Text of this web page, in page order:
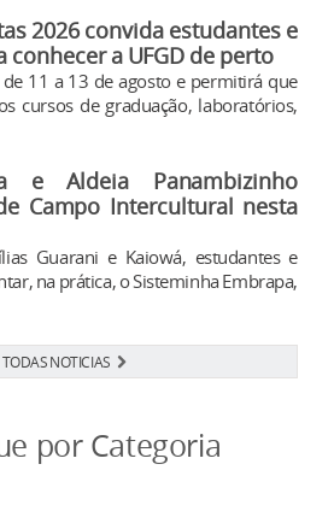
2026 convida estudantes e
a UFGD de perto
11 a 13 de agosto e permitirá que
cursos de graduação, laboratórios,
e Aldeia Panambizinho
Campo Intercultural nesta
Guarani e Kaiowá, estudantes e
na prática, o Sisteminha Embrapa,
TODAS NOTICIAS
por Categoria